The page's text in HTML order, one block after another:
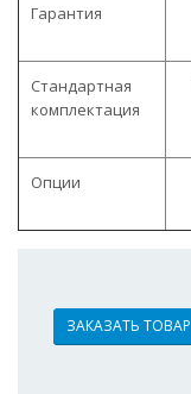
Гарантия
Стандартная
комплектация
Опции
ЗАКАЗАТЬ ТОВАР